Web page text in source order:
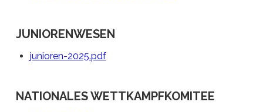
JUNIORENWESEN
junioren-2025.pdf
NATIONALES WETTKAMPFKOMITEE